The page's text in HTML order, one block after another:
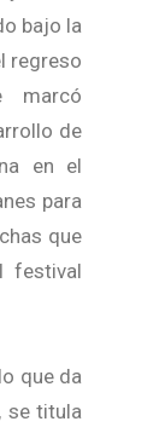
bajo la
regreso
marcó
de
en el
para
que
festival
que da
se titula